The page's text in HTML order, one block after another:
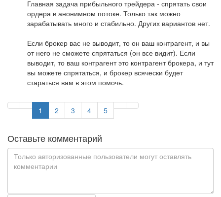
Главная задача прибыльного трейдера - спрятать свои
ордера в анонимном потоке. Только так можно
зарабатывать много и стабильно. Других вариантов нет.
Если брокер вас не выводит, то он ваш контрагент, и вы
от него не сможете спрятаться (он все видит). Если
выводит, то ваш контрагент это контрагент брокера, и тут
вы можете спрятаться, и брокер всячески будет
стараться вам в этом помочь.
1 2 3 4 5
Оставьте комментарий